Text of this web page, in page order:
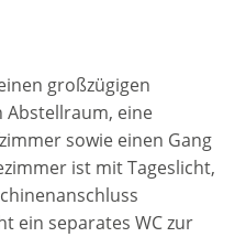
großzügigen
eine
sowie einen Gang
ist mit Tageslicht,
ein separates WC zur